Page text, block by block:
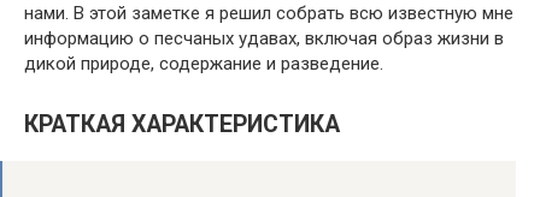
нами. В этой заметке я решил собрать всю известную мне
информацию о песчаных удавах, включая образ жизни в
дикой природе, содержание и разведение.
КРАТКАЯ ХАРАКТЕРИСТИКА